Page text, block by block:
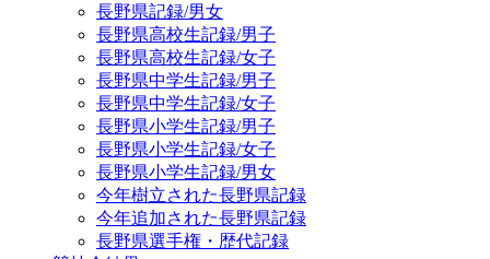
長野県記録/男女
長野県高校生記録/男子
長野県高校生記録/女子
長野県中学生記録/男子
長野県中学生記録/女子
長野県小学生記録/男子
長野県小学生記録/女子
長野県小学生記録/男女
今年樹立された長野県記録
今年追加された長野県記録
長野県選手権・歴代記録